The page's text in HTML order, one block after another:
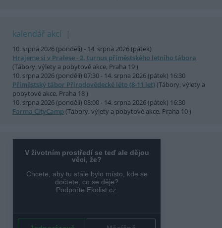
kalendář akcí
10. srpna 2026 (pondělí) - 14. srpna 2026 (pátek)
Hrajeme si v Pralese - 2. turnus příměstského letního tábora
(Tábory, výlety a pobytové akce, Praha 19 )
10. srpna 2026 (pondělí) 07:30 - 14. srpna 2026 (pátek) 16:30
Příměstský tábor Přírodovědecké léto (8-11 let)(Tábory, výlety a
pobytové akce, Praha 18 )
10. srpna 2026 (pondělí) 08:00 - 14. srpna 2026 (pátek) 16:30
Farma CityCamp (Tábory, výlety a pobytové akce, Praha 10 )